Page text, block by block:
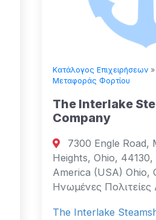
Κατάλογος Επιχειρήσεων »
Μεταφοράς Φορτίου
The Interlake
Company
7300 Engle Road,
Heights, Ohio,
America (USA) Ohio,
Ηνωμένες Πολιτείες
The Interlake